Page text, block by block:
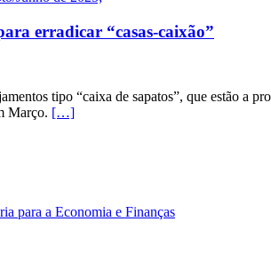
erradicar “casas-caixão”
tipo “caixa de sapatos”, que estão a
Março. […]
para a Economia e Finanças